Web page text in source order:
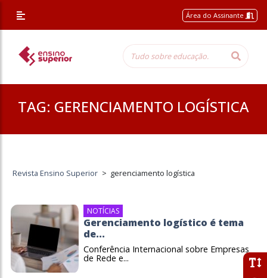
Área do Assinante
TAG: GERENCIAMENTO LOGÍSTICA
Revista Ensino Superior > gerenciamento logística
NOTÍCIAS
Gerenciamento logístico é tema
de...
Conferência Internacional sobre Empresas
de Rede e...